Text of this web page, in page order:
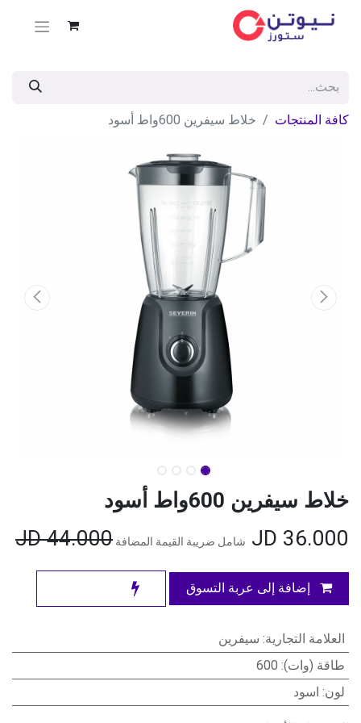
كافة المنتجات خلاط سيفرين 600واط أسود
خلاط سيفرين 600واط أسود
36.000
شامل ضريبة القيمة المضافة 44.000
JD
إضافة إلى عربة التسوق
العلامة التجارية: سيفرين
طاقة (وات):
600
لون: اسود